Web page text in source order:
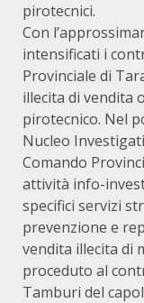
pirotecnici.
Con
intensificati i
Provinciale di
illecita di vendita
pirotecnico. Nel
Nucleo
Comando
attività info-
specifici servizi
prevenzione e
vendita illecita di
proceduto al
Tamburi del